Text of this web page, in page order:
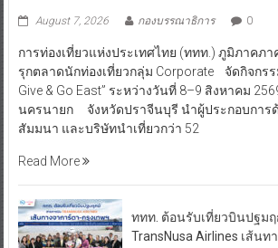
August 7, 2026 กองบรรณาธิการ 0
การท่องเที่ยวแห่งประเทศไทย (ททท.) ภูมิภาคภ
รุกตลาดนักท่องเที่ยวกลุ่ม Corporate จัดกิจกรร
Give & Go East” ระหว่างวันที่ 8–9 สิงหาคม
นครนายก จังหวัดปราจีนบุรี นำผู้ประกอบการ
สัมมนา และบริษัทนำเที่ยวกว่า 52
Read More
ททท. ต้อนรับเที่ยวบินปฐม
TransNusa Airlines เส้นท